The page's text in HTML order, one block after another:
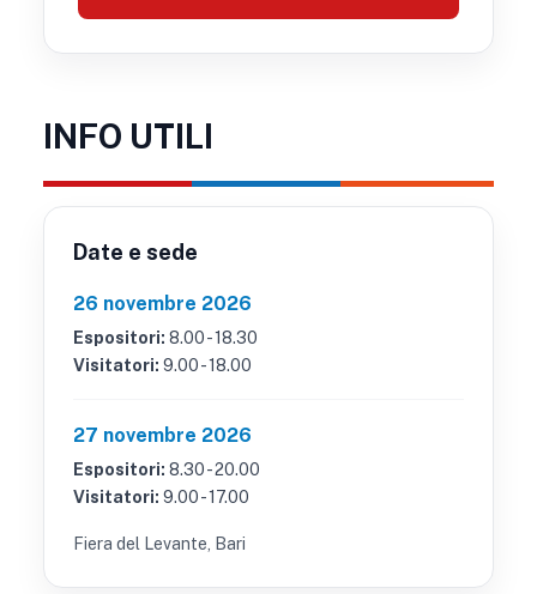
INFO UTILI
Date e sede
26 novembre 2026
Espositori: 8.00 - 18.30
Visitatori: 9.00 - 18.00
27 novembre 2026
Espositori: 8.30 - 20.00
Visitatori: 9.00 - 17.00
Fiera del Levante, Bari